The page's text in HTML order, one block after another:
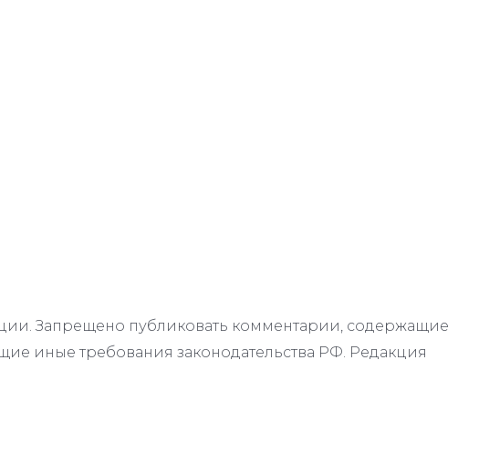
Запрещено публиковать комментарии, содержащие
иные требования законодательства РФ. Редакция